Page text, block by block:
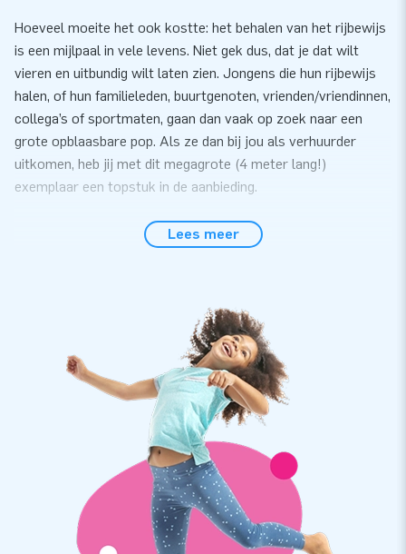
Hoeveel moeite het ook kostte: het behalen van het rijbewijs
is een mijlpaal in vele levens. Niet gek dus, dat je dat wilt
vieren en uitbundig wilt laten zien. Jongens die hun rijbewijs
halen, of hun familieleden, buurtgenoten, vrienden/vriendinnen,
collega’s of sportmaten, gaan dan vaak op zoek naar een
grote opblaasbare pop. Als ze dan bij jou als verhuurder
uitkomen, heb jij met dit megagrote (4 meter lang!)
exemplaar een topstuk in de aanbieding.
Een fluitje van een cent met opzetten
stuk, en is ook alleen zeer eenvoudig neer te zetten. Zeker
met behulp van de bijgeleverde duidelijke
instructiehandleiding. Ook de transportzak, het
bevestigingsmateriaal en de blower krijg je er van JB gewoon
Super-kwaliteit met 2 jaar garantie
Alle JB-poppen zijn gemaakt van sterk, hoge kwaliteit PVC.
Dat maakt ze – zeker omdat ze ook op meerdere punten
verstevigd en meervoudig gestikt zijn - eenvoudig schoon te
Lees meer